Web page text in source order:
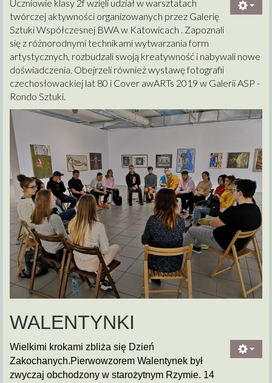
Uczniowie klasy 2f wzięli udział w warsztatach
twórczej aktywności organizowanych przez Galerię
Sztuki Współczesnej BWA w Katowicach . Zapoznali
się z różnorodnymi technikami wytwarzania form
artystycznych, rozbudzali swoją kreatywność i nabywali nowe
doświadczenia. Obejrzeli również wystawę fotografii
czechosłowackiej lat 80 i Cover awARTs 2019 w Galerii ASP -
Rondo Sztuki.
WALENTYNKI
Wielkimi krokami zbliża się Dzień
Zakochanych.Pierwowzorem Walentynek był
zwyczaj obchodzony w starożytnym Rzymie. 14